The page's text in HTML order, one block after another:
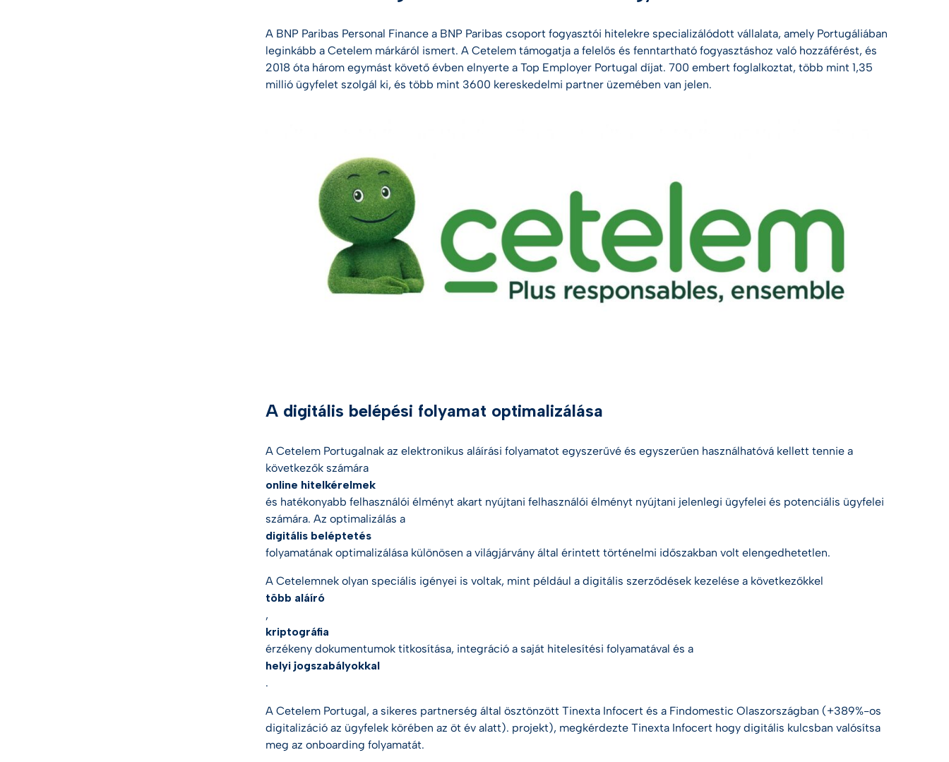
A BNP Paribas Personal Finance a BNP Paribas csoport fogyasztói hitelekre specializálódott vállalata, amely Portugáliában
leginkább a Cetelem márkáról ismert. A Cetelem támogatja a felelős és fenntartható fogyasztáshoz való hozzáférést, és
2018 óta három egymást követő évben elnyerte a Top Employer Portugal díjat. 700 embert foglalkoztat, több mint 1,35
millió ügyfelet szolgál ki, és több mint 3600 kereskedelmi partner üzemében van jelen.
A digitális belépési folyamat optimalizálása
A Cetelem Portugalnak az elektronikus aláírási folyamatot egyszerűvé és egyszerűen használhatóvá kellett tennie a
következők számára
online hitelkérelmek
és hatékonyabb felhasználói élményt akart nyújtani felhasználói élményt nyújtani jelenlegi ügyfelei és potenciális ügyfelei
számára. Az optimalizálás a
digitális beléptetés
folyamatának optimalizálása különösen a világjárvány által érintett történelmi időszakban volt elengedhetetlen.
A Cetelemnek olyan speciális igényei is voltak, mint például a digitális szerződések kezelése a következőkkel
több aláíró
,
kriptográfia
érzékeny dokumentumok titkosítása, integráció a saját hitelesítési folyamatával és a
helyi jogszabályokkal
.
A Cetelem Portugal, a sikeres partnerség által ösztönzött Tinexta Infocert és a Findomestic Olaszországban (+389%-os
digitalizáció az ügyfelek körében az öt év alatt). projekt), megkérdezte Tinexta Infocert hogy digitális kulcsban valósítsa
meg az onboarding folyamatát.